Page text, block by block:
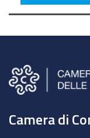
Camera di